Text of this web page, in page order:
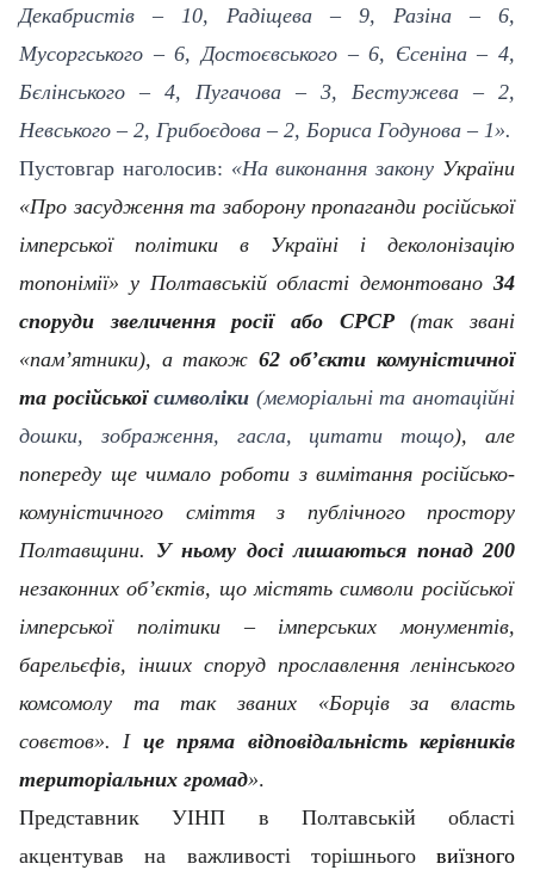
Декабристів – 10, Радіщева – 9, Разіна – 6,
Мусоргського – 6, Достоєвського – 6, Єсеніна – 4,
Бєлінського – 4, Пугачова – 3, Бестужева – 2,
Невського – 2, Грибоєдова – 2, Бориса Годунова – 1».
Пустовгар наголосив: «На виконання закону України
«Про засудження та заборону пропаганди російської
імперської політики в Україні і деколонізацію
топонімії» у Полтавській області демонтовано 34
споруди звеличення росії або СРСР(так звані
«пам’ятники), а також 62 об’єкти комуністичної
та російськоїсимволіки (меморіальні та анотаційні
дошки, зображення, гасла, цитати тощо), але
попереду ще чимало роботи з вимітання російсько-
комуністичного сміття з публічного простору
Полтавщини. У ньому досі лишаються понад 200
незаконних об’єктів, що містять символи російської
імперської політики – імперських монументів,
барельєфів, інших cпоруд прославлення ленінського
комсомолу та так званих «Борців за власть
совєтов». І це пряма відповідальність керівників
територіальних громад».
Представник УІНП в Полтавській області
акцентував на важливості торішнього виїзного